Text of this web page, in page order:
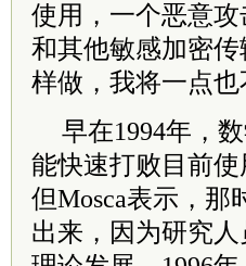
使用，一个恶意
和其他敏感加密
样做，我将一点也
早在1994年，
能快速打败目前
但Mosca表示，那
出来，因为研究